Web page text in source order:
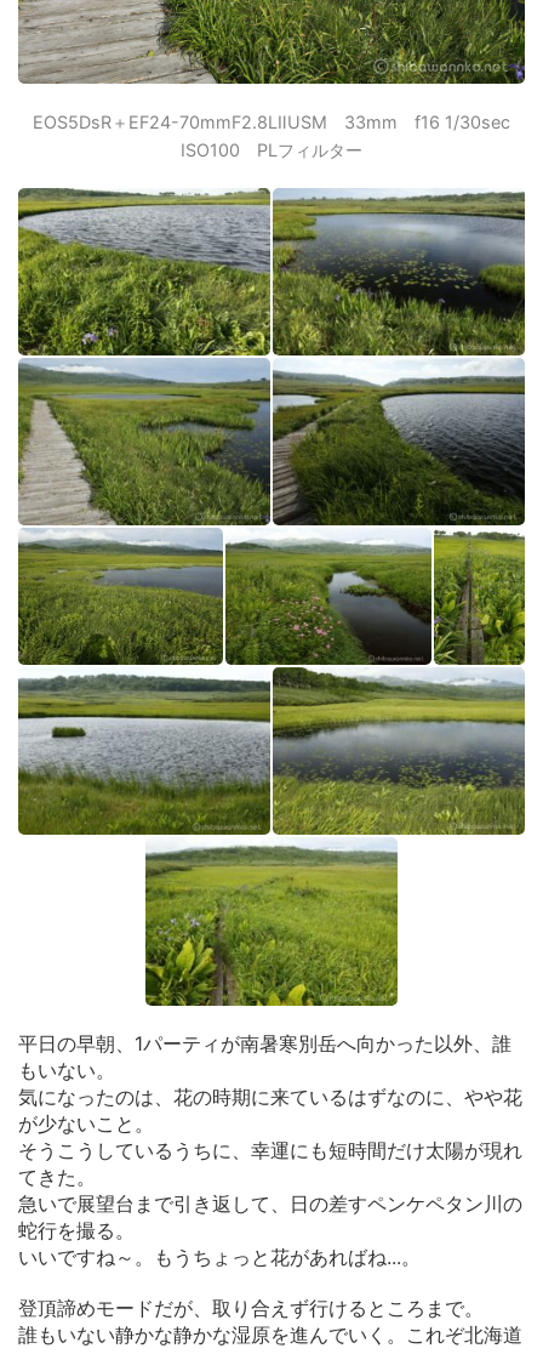
EOS5DsR＋EF24-70mmF2.8LⅡUSM 33mm f16 1/30sec
ISO100 PLフィルター
平日の早朝、1パーティが南暑寒別岳へ向かった以外、誰
もいない。
気になったのは、花の時期に来ているはずなのに、やや花
が少ないこと。
そうこうしているうちに、幸運にも短時間だけ太陽が現れ
てきた。
急いで展望台まで引き返して、日の差すペンケペタン川の
蛇行を撮る。
いいですね～。もうちょっと花があればね...。
登頂諦めモードだが、取り合えず行けるところまで。
誰もいない静かな静かな湿原を進んでいく。これぞ北海道